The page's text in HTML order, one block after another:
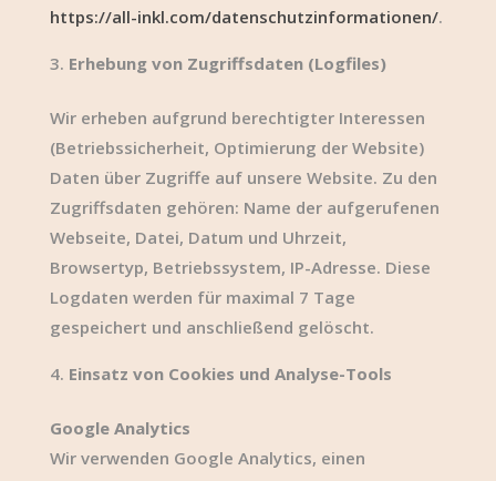
https://all-inkl.com/datenschutzinformationen/.
Erhebung von Zugriffsdaten (Logfiles)
Wir erheben aufgrund berechtigter Interessen
(Betriebssicherheit, Optimierung der Website)
Daten über Zugriffe auf unsere Website. Zu den
Zugriffsdaten gehören: Name der aufgerufenen
Webseite, Datei, Datum und Uhrzeit,
Browsertyp, Betriebssystem, IP-Adresse. Diese
Logdaten werden für maximal 7 Tage
gespeichert und anschließend gelöscht.
Einsatz von Cookies und Analyse-Tools
Google Analytics
Wir verwenden Google Analytics, einen